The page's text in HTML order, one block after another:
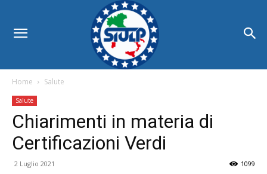
Home Salute
Salute
Chiarimenti in materia di
Certificazioni Verdi
2 Luglio 2021 1099